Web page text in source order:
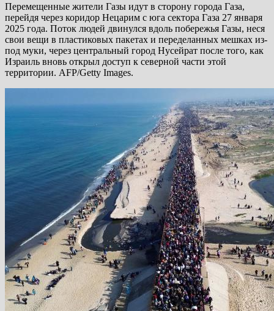
Перемещенные жители Газы идут в сторону города Газа,
перейдя через коридор Нецарим с юга сектора Газа 27 января
2025 года. Поток людей двинулся вдоль побережья Газы, неся
свои вещи в пластиковых пакетах и ​​переделанных мешках из-
под муки, через центральный город Нусейрат после того, как
Израиль вновь открыл доступ к северной части этой
территории. AFP/Getty Images.